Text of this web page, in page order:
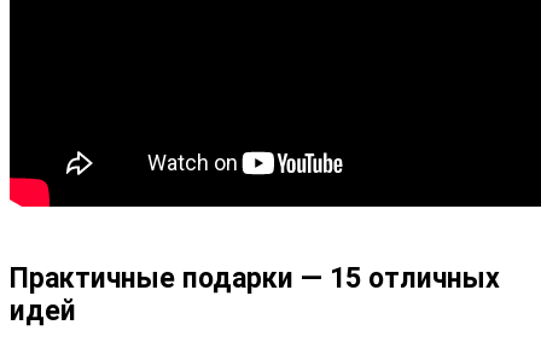
Практичные подарки — 15 отличных
идей